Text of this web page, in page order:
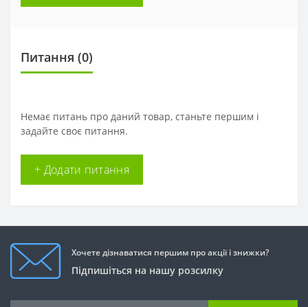
Питання (0)
Немає питань про даний товар, станьте першим і
задайте своє питання.
+ Додати питання
Хочете дізнаватися першим про акції і знижки?
Підпишіться на нашу розсилку